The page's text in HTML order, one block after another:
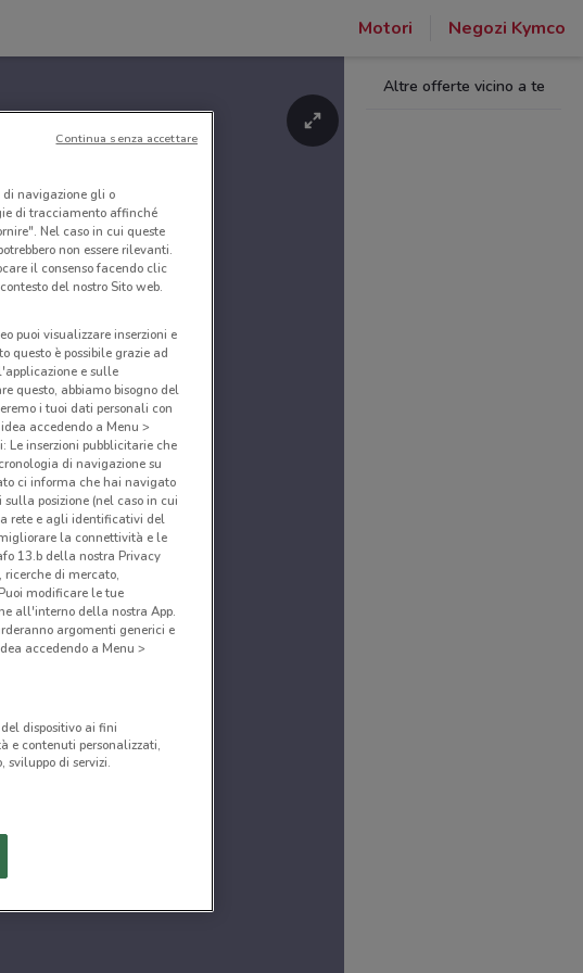
Motori Negozi Kymco
Altre offerte vicino a te
navigazione gli o
di tracciamento affinché
Nel caso in cui queste
non essere rilevanti.
il consenso facendo clic
del nostro Sito web.
puoi visualizzare inserzioni e
questo è possibile grazie ad
e sulle
questo, abbiamo bisogno del
i tuoi dati personali con
accedendo a Menu >
Le inserzioni pubblicitarie che
di navigazione su
ci informa che hai navigato
posizione (nel caso in cui
rete e agli identificativi del
migliorare la connettività e le
13.b della nostra Privacy
ricerche di mercato,
modificare le tue
all'interno della nostra App.
argomenti generici e
accedendo a Menu >
dispositivo ai fini
e contenuti personalizzati,
sviluppo di servizi.
Continua senza accettare